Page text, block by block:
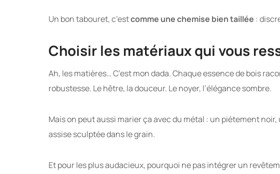
Un bon tabouret, c’estcomme une chemise bien taillée :
Choisir les matériaux qui vous
Ah, les matières… C’est mon dada. Chaque essence de bois
robustesse. Le hêtre, la douceur. Le noyer, l’élégance sombre.
Mais on peut aussi marier ça avec du métal : un piétement
assise sculptée dans le grain.
Et pour les plus audacieux, pourquoi ne pas intégrer un